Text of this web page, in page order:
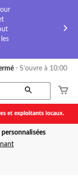
⋅ S’ouvre à 10:00